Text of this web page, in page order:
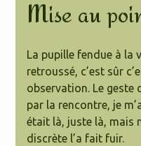
Mise au
La pupille fendue à la
retroussé, c’est sûr
observation. Le geste
par la rencontre, je
était là, juste là, mais
discrète l’a fait fuir.